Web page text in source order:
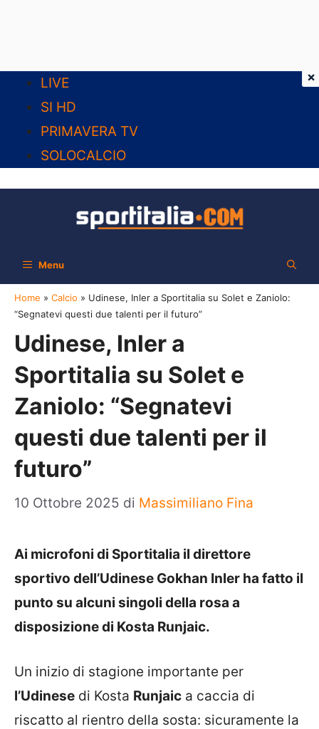
contenuto
LIVE
SI HD
PRIMAVERA TV
SOLOCALCIO
Menu
Home » Calcio » Udinese, Inler a Sportitalia su Solet e Zaniolo:
“Segnatevi questi due talenti per il futuro”
Udinese, Inler a
Sportitalia su Solet e
Zaniolo: “Segnatevi
questi due talenti per il
futuro”
10 Ottobre 2025 di Massimiliano Fina
Ai microfoni di Sportitalia il direttore
sportivo dell’Udinese Gokhan Inler ha fatto il
punto su alcuni singoli della rosa a
disposizione di Kosta Runjaic.
Un inizio di stagione importante per
l’Udinese di Kosta Runjaic a caccia di
riscatto al rientro della sosta: sicuramente la
×